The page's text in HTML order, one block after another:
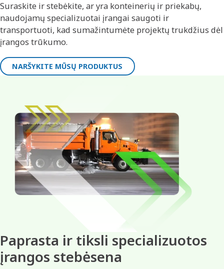
Suraskite ir stebėkite, ar yra konteinerių ir priekabų,
naudojamų specializuotai įrangai saugoti ir
transportuoti, kad sumažintumėte projektų trukdžius dėl
įrangos trūkumo.
NARŠYKITE MŪSŲ PRODUKTUS
Paprasta ir tiksli specializuotos
įrangos stebėsena